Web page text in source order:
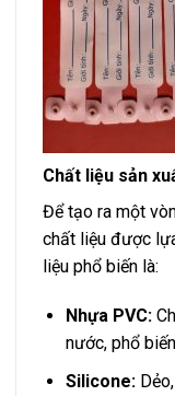
Chất liệu sản
Để tạo ra một
chất liệu được
liệu phổ biến là:
Nhựa PVC:
nước, phổ
Silicone:Dẻo,